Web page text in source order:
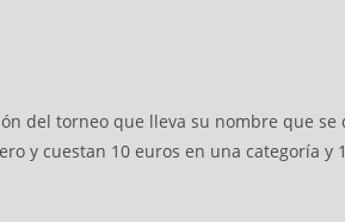
del torneo que lleva su nombre que se
y cuestan 10 euros en una categoría y